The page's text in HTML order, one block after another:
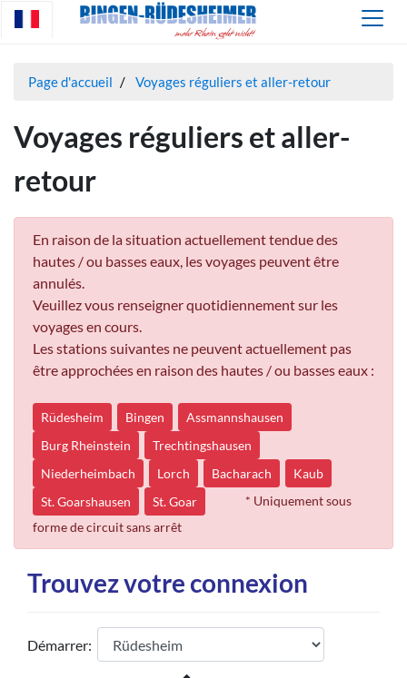
Page d'accueil Voyages réguliers et aller-retour
Voyages réguliers et aller-
retour
En raison de la situation actuellement tendue des
hautes / ou basses eaux, les voyages peuvent être
annulés.
Veuillez vous renseigner quotidiennement sur les
voyages en cours.
Les stations suivantes ne peuvent actuellement pas
être approchées en raison des hautes / ou basses eaux :
Rüdesheim Bingen
Assmannshausen
Burg Rheinstein
Trechtingshausen
Niederheimbach
Lorch Bacharach
Kaub
St. Goarshausen
St. Goar
* Uniquement sous
forme de circuit sans arrêt
Trouvez votre connexion
Démarrer: